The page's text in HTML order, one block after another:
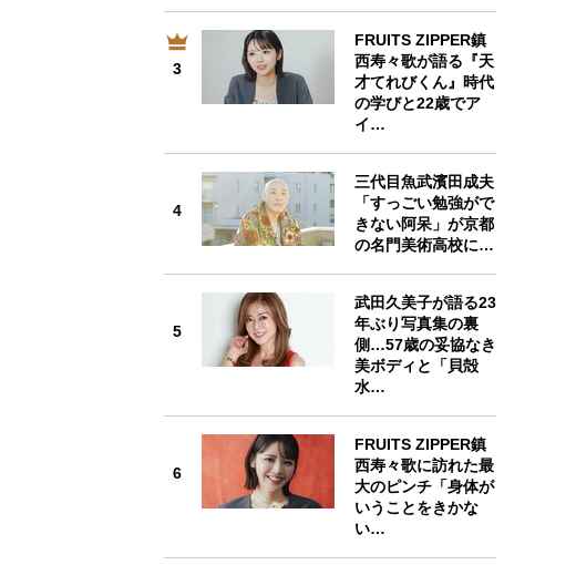
3
FRUITS ZIPPER鎮
西寿々歌が語る『天
才てれびくん』時代
の学びと22歳でア
イ…
4
三代目魚武濱田成夫
「すっごい勉強がで
きない阿呆」が京都
の名門美術高校に…
5
武田久美子が語る23
年ぶり写真集の裏
側…57歳の妥協なき
美ボディと「貝殻
水…
6
FRUITS ZIPPER鎮
西寿々歌に訪れた最
大のピンチ「身体が
いうことをきかな
い…